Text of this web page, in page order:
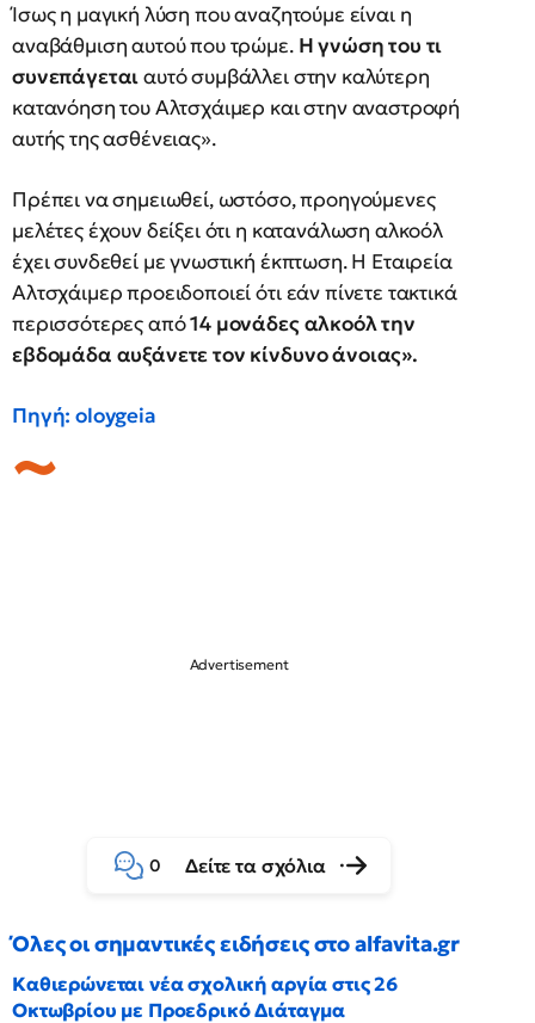
Ίσως η μαγική λύση που αναζητούμε είναι η
αναβάθμιση αυτού που τρώμε. Η γνώση του τι
συνεπάγεταιαυτό συμβάλλει στην καλύτερη
κατανόηση του Αλτσχάιμερ και στην αναστροφή
αυτής της ασθένειας».
Πρέπει να σημειωθεί, ωστόσο, προηγούμενες
μελέτες έχουν δείξει ότι η κατανάλωση αλκοόλ
έχει συνδεθεί με γνωστική έκπτωση. Η Εταιρεία
Αλτσχάιμερ προειδοποιεί ότι εάν πίνετε τακτικά
περισσότερες από14 μονάδες αλκοόλ την
εβδομάδα αυξάνετε τον κίνδυνο άνοιας».
Πηγή: oloygeia
0 Δείτε τα σχόλια
Όλες οι σημαντικές ειδήσεις στο alfavita.gr
Καθιερώνεται νέα σχολική αργία στις 26
Οκτωβρίου με Προεδρικό Διάταγμα